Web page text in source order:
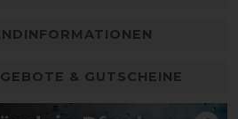
& GUTSCHEINE